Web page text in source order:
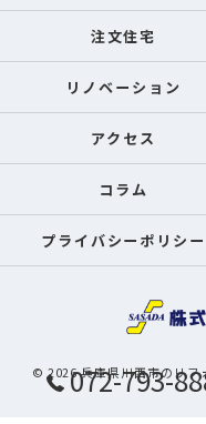
072-793-
注文住宅
リノベーション
アクセス
コラム
プライバシーポリシー
© 2026 兵庫県川西市のリフ